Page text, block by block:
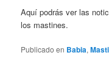
Aquí podrás ver las
los mastines.
Publicado en Babia,